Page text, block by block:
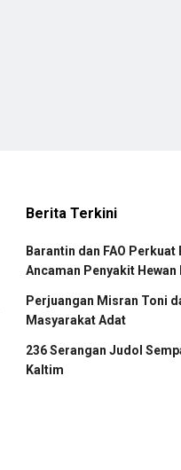
Berita Terkini
Barantin dan FAO
Ancaman Penyakit Hewan
Perjuangan Misran Toni
Masyarakat Adat
236 Serangan Judol
Kaltim